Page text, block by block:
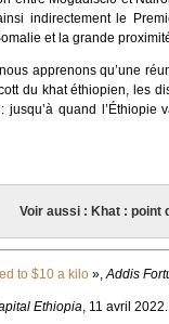
indirectement le
et la grande
apprenons qu’une
du khat éthiopien, les
quand
Voir aussi : Khat : point
to $10 a kilo »,Addis
Ethiopia, 11 avril 2022.